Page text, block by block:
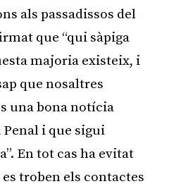
als passadissos del
que “qui sàpiga
majoria existeix, i
que nosaltres
una bona notícia
i que sigui
En tot cas ha evitat
troben els contactes